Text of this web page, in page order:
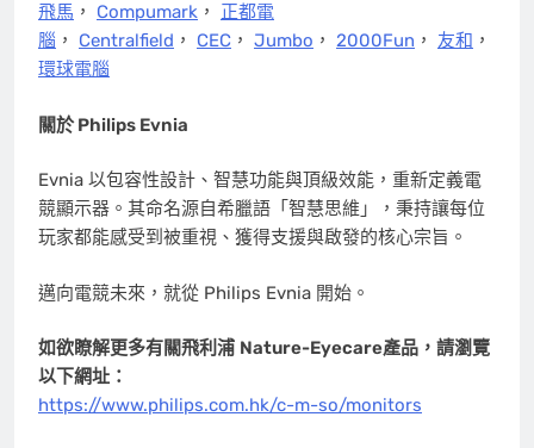
飛馬 ， Compumark ， 正都電
腦 ， Centralfield ， CEC ， Jumbo ， 2000Fun ， 友和 ，
環球電腦
關於Philips Evnia
Evnia 以包容性設計、智慧功能與頂級效能，重新定義電
競顯示器。其命名源自希臘語「智慧思維」，秉持讓每位
玩家都能感受到被重視、獲得支援與啟發的核心宗旨。
邁向電競未來，就從 Philips Evnia 開始。
如欲瞭解更多有關飛利浦 Nature-Eyecare產品，請瀏覽
以下網址 ：
https://www.philips.com.hk/c-m-so/monitors